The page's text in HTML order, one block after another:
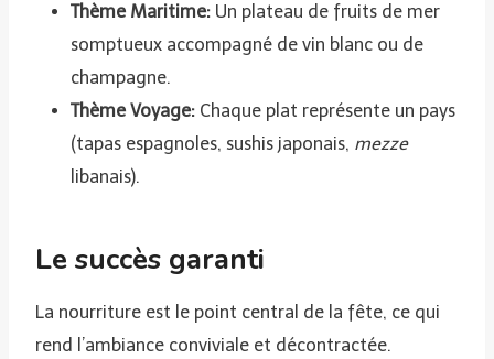
Thème Maritime: Un plateau de fruits de mer
somptueux accompagné de vin blanc ou de
champagne.
Thème Voyage: Chaque plat représente un pays
(tapas espagnoles, sushis japonais, mezze
libanais).
Le succès garanti
La nourriture est le point central de la fête, ce qui
rend l’ambiance conviviale et décontractée.